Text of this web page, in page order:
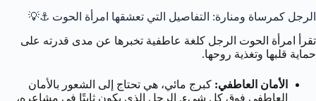
الرجل كمرساة ومنارة: التفاصيل التي تعشقها امرأة الحوت ⚓💡
تقرأ امرأة الحوت الرجل كلغة عاطفية تخبرها عن مدى قدرته على
حماية قلبها وتغذية روحها.
الأمان العاطفي: كبرج مائي، هي تحتاج إلى الشعور بالأمان
العاطفي فوق كل شيء. الرجل الذي يكون ثابتًا في مشاعره،